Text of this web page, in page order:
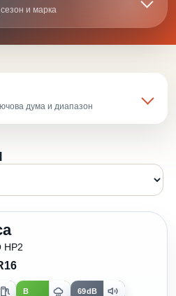
и марка
дума и диапазон
HP2
B 69dB